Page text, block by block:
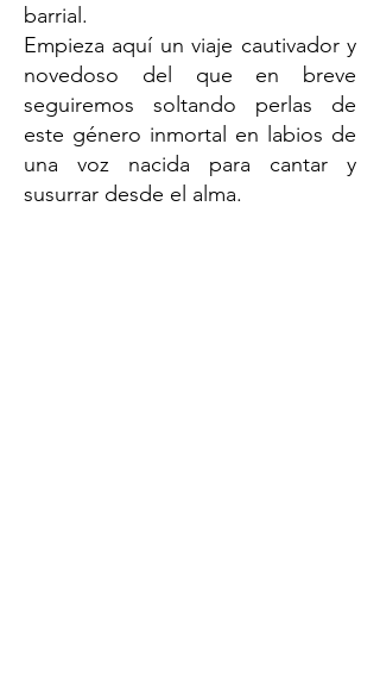
barrial.
Empieza aquí un viaje cautivador y
novedoso del que en breve
seguiremos soltando perlas de
este género inmortal en labios de
una voz nacida para cantar y
susurrar desde el alma.